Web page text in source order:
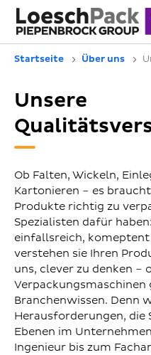
Startseite Über uns
Unsere
Ob Falten, Wickeln,
Kartonieren – es
Produkte richtig zu
Spezialisten dafür
einfallsreich,
verstehen sie Ihren
uns, clever zu denken –
Branchenwissen. Denn
Herausforderungen, die
Ebenen im
Ingenieur bis zum